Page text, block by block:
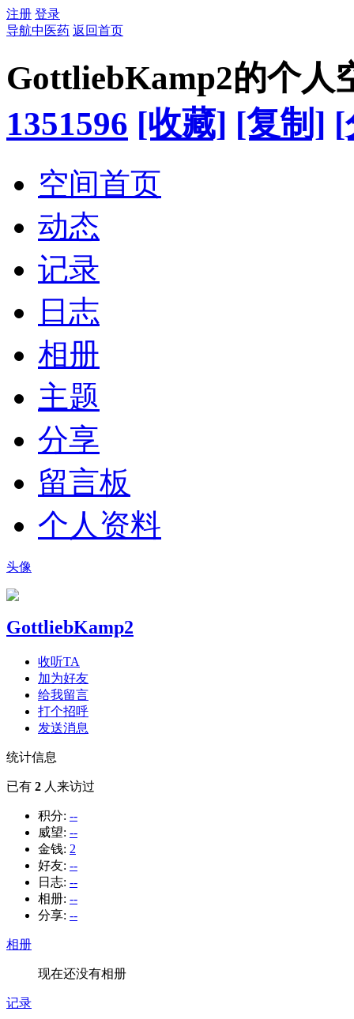
注册 登录
导航中医药 返回首页
GottliebKamp2的个人
1351596 [收藏] [复制] [
空间首页
动态
记录
日志
相册
主题
分享
留言板
个人资料
头像
GottliebKamp2
收听TA
加为好友
给我留言
打个招呼
发送消息
统计信息
已有 2 人来访过
积分: --
威望: --
金钱: 2
好友: --
日志: --
相册: --
分享: --
相册
现在还没有相册
记录